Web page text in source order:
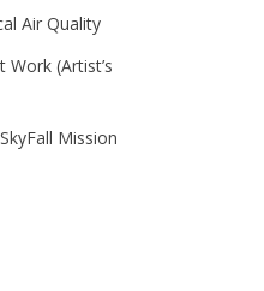
Air Quality
Work (Artist’s
Mission